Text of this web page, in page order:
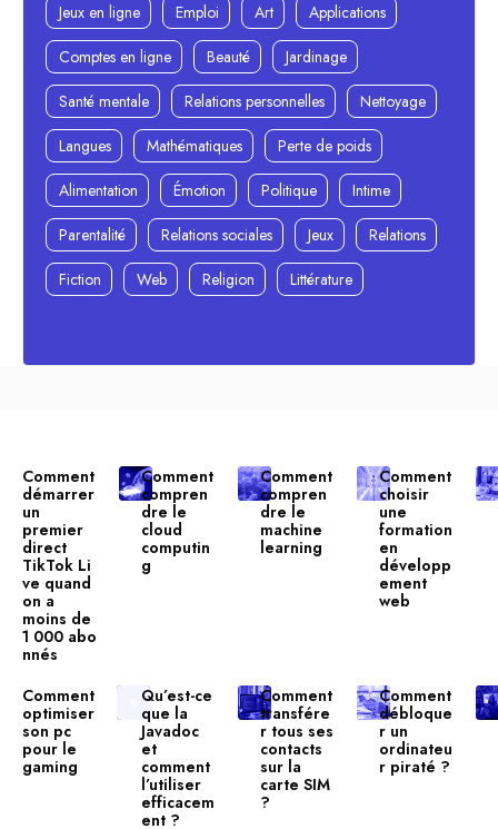
Jeux en ligne
Emploi Art
Applications
Comptes en ligne
Beauté
Jardinage
Santé mentale
Relations personnelles
Nettoyage
Langues
Mathématiques
Perte de poids
Alimentation
Émotion Politique
Intime
Parentalité
Relations sociales Jeux
Relations
Fiction
Web Religion Littérature
Comment
démarrer
un
premier
direct
TikTok Li
ve quand
on a
moins de
1 000 abo
nnés
Comment
compren
dre le
cloud
computin
g
Comment
compren
dre le
machine
learning
Comment
choisir
une
formation
en
développ
ement
web
Comment
optimiser
son pc
pour le
gaming
Qu’est-ce
que la
Javadoc
et
comment
l’utiliser
efficacem
ent ?
Comment
transfére
r tous ses
contacts
sur la
carte SIM
?
Comment
débloque
r un
ordinateu
r piraté ?